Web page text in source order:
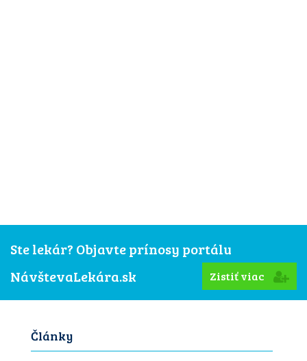
Ste lekár? Objavte prínosy portálu
NávštevaLekára.sk
Zistiť viac
Články